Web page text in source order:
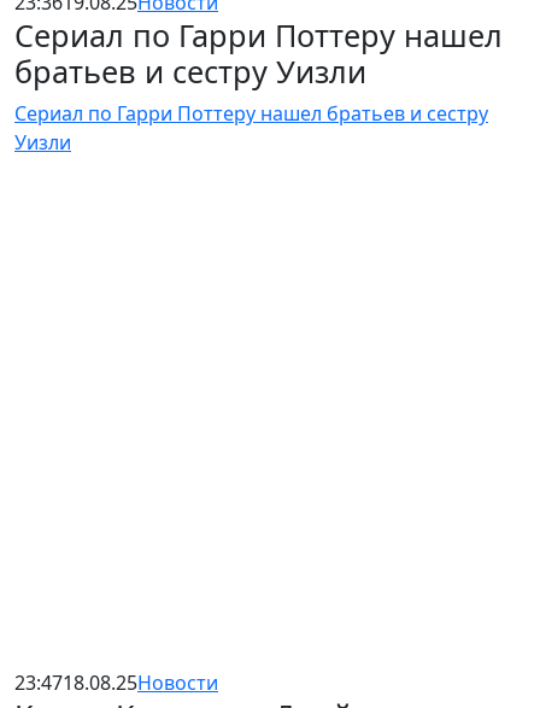
Сериал по Гарри Поттеру нашел
братьев и сестру Уизли
Сериал по Гарри Поттеру нашел братьев и сестру
Уизли
23:4718.08.25Новости